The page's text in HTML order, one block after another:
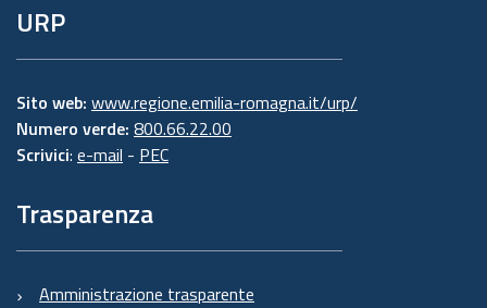
URP
Sito web: www.regione.emilia-romagna.it/urp/
Numero verde: 800.66.22.00
Scrivici: e-mail - PEC
Trasparenza
Amministrazione trasparente